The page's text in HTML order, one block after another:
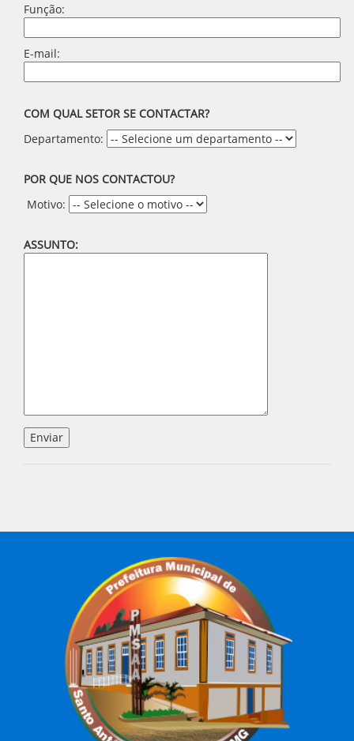
Função:
E-mail:
COM QUAL SETOR SE CONTACTAR?
Departamento:
POR QUE NOS CONTACTOU?
Motivo:
ASSUNTO: